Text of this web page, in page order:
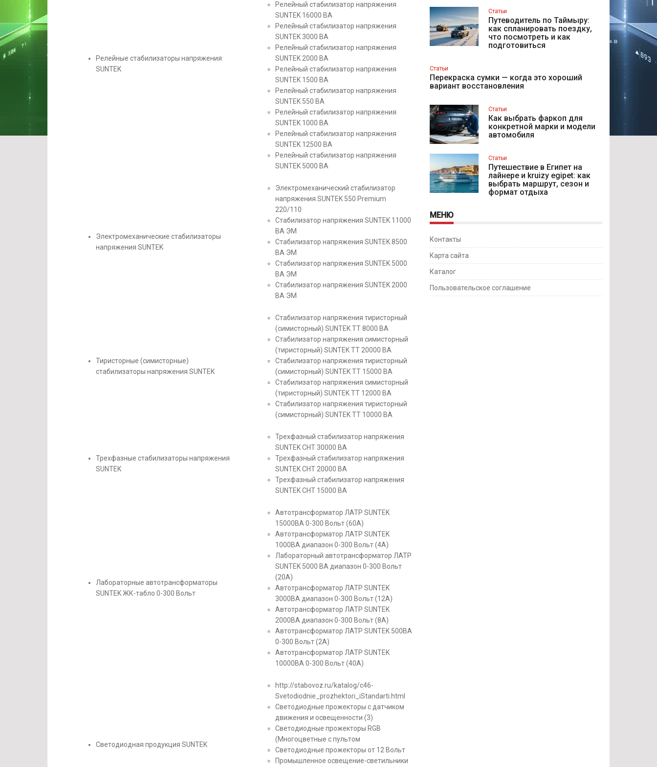
Релейные стабилизаторы напряжения
SUNTEK
Релейный стабилизатор напряжения
SUNTEK 16000 ВА
Релейный стабилизатор напряжения
SUNTEK 3000 ВА
Релейный стабилизатор напряжения
SUNTEK 2000 ВА
Релейный стабилизатор напряжения
SUNTEK 1500 ВА
Релейный стабилизатор напряжения
SUNTEK 550 ВА
Релейный стабилизатор напряжения
SUNTEK 1000 ВА
Релейный стабилизатор напряжения
SUNTEK 12500 ВА
Релейный стабилизатор напряжения
SUNTEK 5000 ВА
Электромеханические стабилизаторы
напряжения SUNTEK
Электромеханический стабилизатор
напряжения SUNTEK 550 Premium
220/110
Стабилизатор напряжения SUNTEK 11000
ВА ЭМ
Стабилизатор напряжения SUNTEK 8500
ВА ЭМ
Стабилизатор напряжения SUNTEK 5000
ВА ЭМ
Стабилизатор напряжения SUNTEK 2000
ВА ЭМ
Тиристорные (симисторные)
стабилизаторы напряжения SUNTEK
Стабилизатор напряжения тиристорный
(симисторный) SUNTEK ТТ 8000 ВА
Стабилизатор напряжения симисторный
(тиристорный) SUNTEK ТТ 20000 ВА
Стабилизатор напряжения тиристорный
(симисторный) SUNTEK ТТ 15000 ВА
Стабилизатор напряжения симисторный
(тиристорный) SUNTEK ТТ 12000 ВА
Стабилизатор напряжения тиристорный
(симисторный) SUNTEK ТТ 10000 ВА
Трехфазные стабилизаторы напряжения
SUNTEK
Трехфазный стабилизатор напряжения
SUNTEK СНТ 30000 ВА
Трехфазный стабилизатор напряжения
SUNTEK СНТ 20000 ВА
Трехфазный стабилизатор напряжения
SUNTEK СНТ 15000 ВА
Лабораторные автотрансформаторы
SUNTEK ЖК-табло 0-300 Вольт
Автотрансформатор ЛАТР SUNTEK
15000ВА 0-300 Вольт (60А)
Автотрансформатор ЛАТР SUNTEK
1000ВА диапазон 0-300 Вольт (4А)
Лабораторный автотрансформатор ЛАТР
SUNTEK 5000 ВА диапазон 0-300 Вольт
(20А)
Автотрансформатор ЛАТР SUNTEK
3000ВА диапазон 0-300 Вольт (12А)
Автотрансформатор ЛАТР SUNTEK
2000ВА диапазон 0-300 Вольт (8А)
Автотрансформатор ЛАТР SUNTEK 500ВА
0-300 Вольт (2А)
Автотрансформатор ЛАТР SUNTEK
10000ВА 0-300 Вольт (40А)
Светодиодная продукция SUNTEK
http://stabovoz.ru/katalog/c46-
Svetodiodnie_prozhektori_iStandarti.html
Светодиодные прожекторы с датчиком
движения и освещенности (3)
Светодиодные прожекторы RGB
(Многоцветные с пультом
Светодиодные прожекторы от 12 Вольт
Промышленное освещение-светильники
Статьи
Путеводитель по Таймыру:
как спланировать поездку,
что посмотреть и как
подготовиться
Статьи
Перекраска сумки — когда это хороший
вариант восстановления
Статьи
Как выбрать фаркоп для
конкретной марки и модели
автомобиля
Статьи
Путешествие в Египет на
лайнере и kruizy egipet: как
выбрать маршрут, сезон и
формат отдыха
МЕНЮ
Контакты
Карта сайта
Каталог
Пользовательское соглашение